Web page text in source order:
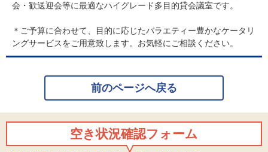
会・歓送迎会等に最適なハイグレード多目的貸会議室です。
＊ご予算に合わせて、目的に応じたバラエティー豊かなケータリ
ングサービスをご用意致します。お気軽にご相談ください。
前のページへ戻る
空き状況確認フォーム